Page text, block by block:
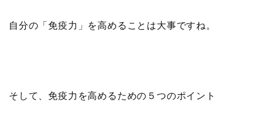
自分の「免疫力」を高めることは大事ですね。
そして、免疫力を高めるための５つのポイント